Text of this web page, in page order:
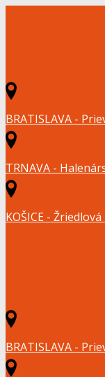
BRATISLAVA -
TRNAVA -
KOŠICE - Žriedlová
BRATISLAVA -